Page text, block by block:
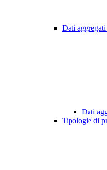
Dati
Dati
Tipologie di